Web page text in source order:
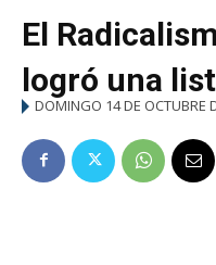
El
logró una
DOMINGO 14 DE OCTUBRE